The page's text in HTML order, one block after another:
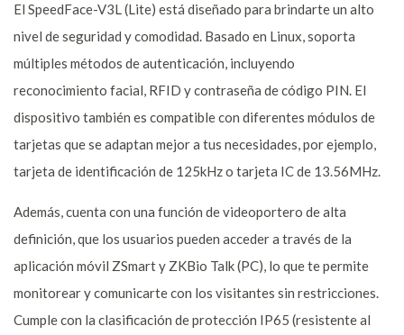
El SpeedFace-V3L (Lite) está diseñado para brindarte un alto
nivel de seguridad y comodidad. Basado en Linux, soporta
múltiples métodos de autenticación, incluyendo
reconocimiento facial, RFID y contraseña de código PIN. El
dispositivo también es compatible con diferentes módulos de
tarjetas que se adaptan mejor a tus necesidades, por ejemplo,
tarjeta de identificación de 125kHz o tarjeta IC de 13.56MHz.
Además, cuenta con una función de videoportero de alta
definición, que los usuarios pueden acceder a través de la
aplicación móvil ZSmart y ZKBio Talk (PC), lo que te permite
monitorear y comunicarte con los visitantes sin restricciones.
Cumple con la clasificación de protección IP65 (resistente al